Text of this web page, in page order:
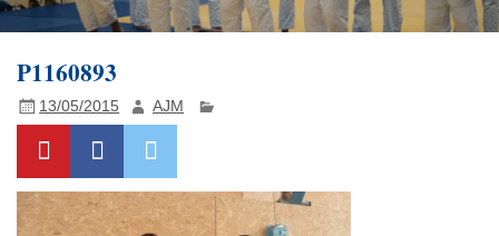
P1160893
13/05/2015 AJM